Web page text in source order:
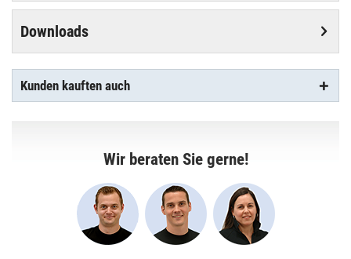
Downloads
Kunden kauften auch
Wir beraten Sie gerne!